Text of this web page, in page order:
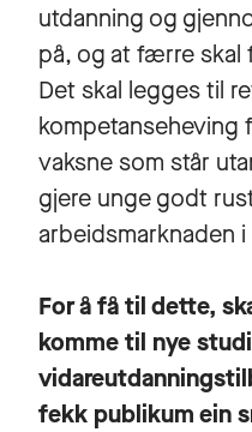
utdanning og
på, og at færre skal
Det skal legges til
kompetanseheving
vaksne som står
gjere unge godt
arbeidsmarknaden
For å få til dette,
komme til nye
fekk publikum ein